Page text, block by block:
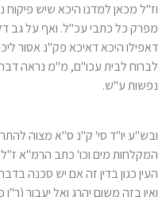
וז"ל מכאן למדנו היכא שיש
מפרק כל כתבי עכ"ל. ואף על גב
דאפילו היכא דאיכא פק"נ אסור
לברוח לבית עכו"ם, מ"מ נראה
נפשות ע"ש.
ובש"ע יו"ד סי' ק"נ ס"א מצוה
המקלחות מים וכו' כתב הרמ"א
העין כגון בדין זה אם יש סכנה
ואין בזה משום יהרג ואל יעבור